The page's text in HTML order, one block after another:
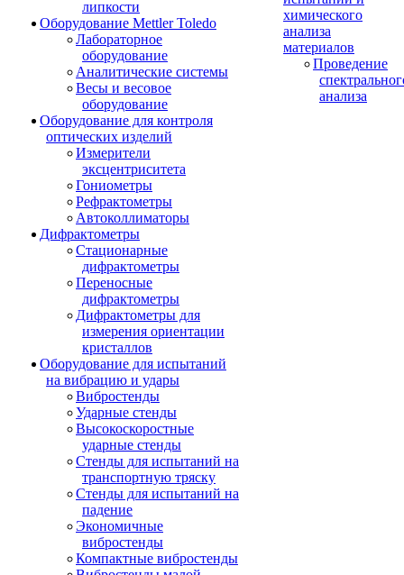
липкости
Оборудование Mettler Toledo
Лабораторное
оборудование
Аналитические системы
Весы и весовое
оборудование
Оборудование для контроля
оптических изделий
Измерители
эксцентриситета
Гониометры
Рефрактометры
Автоколлиматоры
Дифрактометры
Стационарные
дифрактометры
Переносные
дифрактометры
Дифрактометры для
измерения ориентации
кристаллов
Оборудование для испытаний
на вибрацию и удары
Вибростенды
Ударные стенды
Высокоскоростные
ударные стенды
Стенды для испытаний на
транспортную тряску
Стенды для испытаний на
падение
Экономичные
вибростенды
Компактные вибростенды
химического
анализа
материалов
Проведение
анализа